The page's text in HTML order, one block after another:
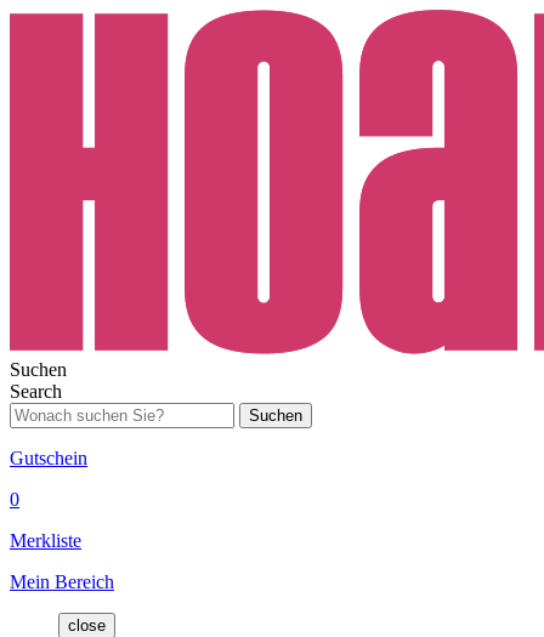
Suchen
Search
Suchen
Gutschein
0
Merkliste
Mein Bereich
close